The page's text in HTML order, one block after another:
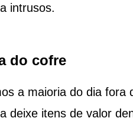
intrusos.
do cofre
a maioria do dia
deixe itens de valor